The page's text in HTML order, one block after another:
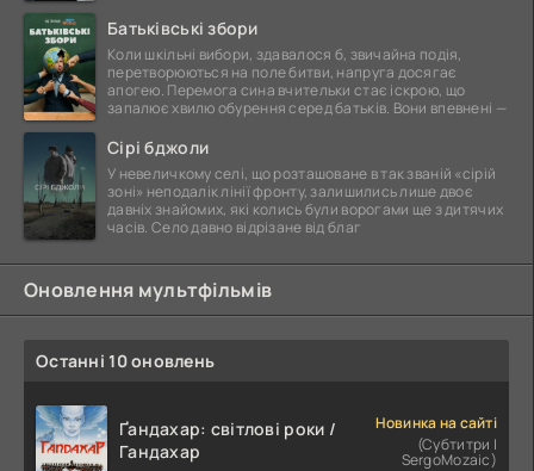
Батьківські збори
Коли шкільні вибори, здавалося б, звичайна подія,
перетворюються на поле битви, напруга досягає
апогею. Перемога сина вчительки стає іскрою, що
запалює хвилю обурення серед батьків. Вони впевнені —
Сірі бджоли
У невеличкому селі, що розташоване в так званій «сірій
зоні» неподалік лінії фронту, залишились лише двоє
давніх знайомих, які колись були ворогами ще з дитячих
часів. Село давно відрізане від благ
Оновлення мультфільмів
Останні 10 оновлень
Ґандахар: світлові роки /
Гандахар
Новинка на сайті
(Субтитри |
SergoMozaic)